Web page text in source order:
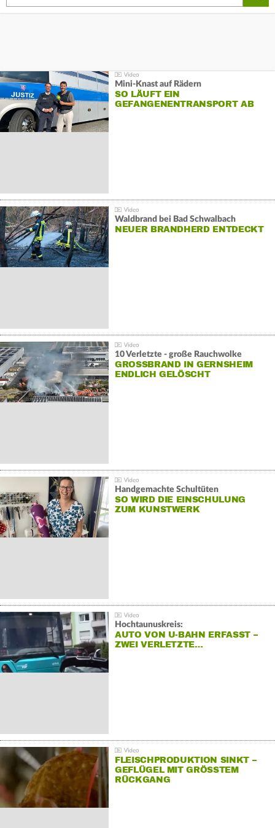
Mini-Knast auf Rädern
SO LÄUFT EIN
GEFANGENENTRANSPORT AB
Waldbrand bei Bad Schwalbach
NEUER BRANDHERD ENTDECKT
10 Verletzte - große Rauchwolke
GROSSBRAND IN GERNSHEIM E
NDLICH GELÖSCHT
Handgemachte Schultüten
SO WIRD DIE EINSCHULUNG
ZUM KUNSTWERK
Hochtaunuskreis:
AUTO VON U-BAHN ERFASST –
ZWEI VERLETZTE…
FLEISCHPRODUKTION SINKT –
GEFLÜGEL MIT GRÖSSTEM R
ÜCKGANG